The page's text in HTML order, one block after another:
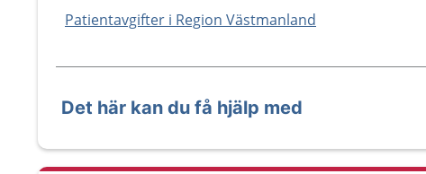
Patientavgifter i Region Västmanland
Det här kan du få hjälp med